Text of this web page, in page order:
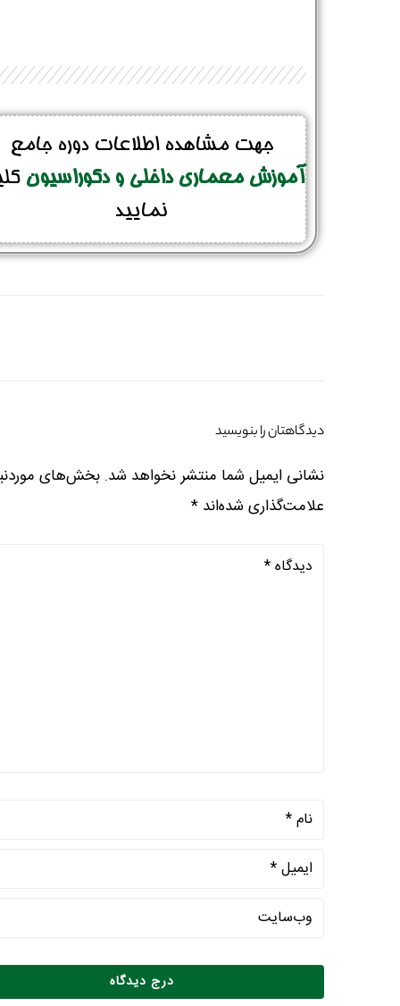
جهت مشاهده اطلاعات دوره جامع
آموزش معماری داخلی و دکوراسیون
نمایید
دیدگاهتان را بنویسید
نشانی ایمیل شما منتشر نخواهد شد. بخش‌های
علامت‌گذاری شده‌اند *